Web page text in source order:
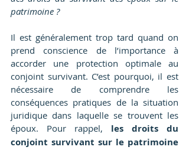
patrimoine ?
Il est généralement trop tard quand on
prend conscience de l’importance à
accorder une protection optimale au
conjoint survivant. C’est pourquoi, il est
nécessaire de comprendre les
conséquences pratiques de la situation
juridique dans laquelle se trouvent les
époux. Pour rappel, les droits du
conjoint survivant sur le patrimoine